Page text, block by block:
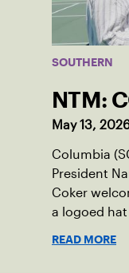
SOUTHERN
NTM:
May 13,
Columbia
President
Coker
a logoed
READ MORE